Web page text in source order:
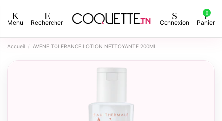
Menu Rechercher Connexion
0
Panier
Accueil AVENE TOLERANCE LOTION NETTOYANTE 200ML